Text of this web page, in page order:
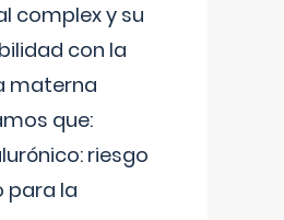
complex y su
con la
materna
que:
riesgo
para la